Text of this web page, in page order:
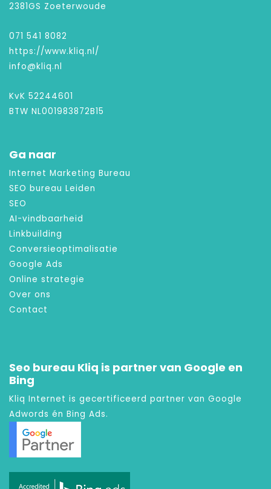
2381GS Zoeterwoude
071 541 8082
https://www.kliq.nl/
info@kliq.nl
KvK 52244601
BTW NL001983872B15
Ga naar
Internet Marketing Bureau
SEO bureau Leiden
SEO
AI-vindbaarheid
Linkbuilding
Conversieoptimalisatie
Google Ads
Online strategie
Over ons
Contact
Seo bureau Kliq is partner van Google en
Bing
Kliq Internet is gecertificeerd partner van Google
Adwords én Bing Ads.